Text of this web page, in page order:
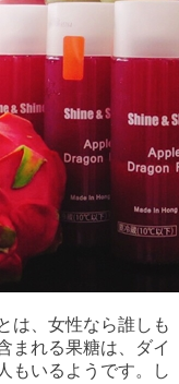
は、女性なら誰しも
まれる果糖は、ダイ
もいるようです。し